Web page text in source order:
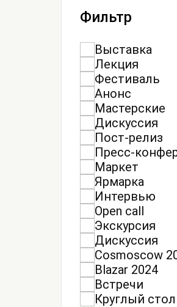
Фильтр
Выставка
Лекция
Фестиваль
Анонс
Мастерские
Дискуссия
Пост-релиз
Пресс-
Маркет
Ярмарка
Интервью
Open call
Экскурсия
Дискуссия
Cosmoscow
Blazar 2024
Встречи
Круглый стол